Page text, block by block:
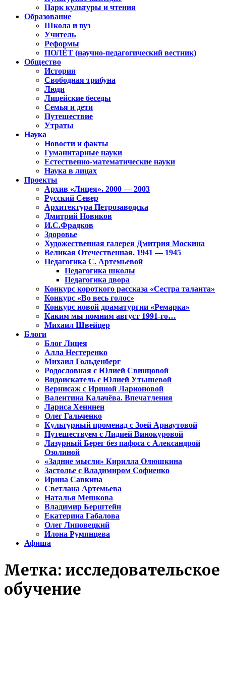
Парк культуры и чтения
Образование
Школа и вуз
Учитель
Реформы
ПОЛЁТ (научно-педагогический вестник)
Общество
История
Свободная трибуна
Люди
Лицейские беседы
Семья и дети
Путешествие
Утраты
Наука
Новости и факты
Гуманитарные науки
Естественно-математические науки
Наука в лицах
Проекты
Архив «Лицея». 2000 — 2003
Русский Север
Архитектура Петрозаводска
Дмитрий Новиков
И.С.Фрадков
Здоровье
Художественная галерея Дмитрия Москина
Великая Отечественная. 1941 — 1945
Педагогика С. Артемьевой
Педагогика школы
Педагогика двора
Конкурс короткого рассказа «Сестра таланта»
Конкурс «Во весь голос»
Конкурс новой драматургии «Ремарка»
Каким мы помним август 1991-го…
Михаил Швейцер
Блоги
Блог Лицея
Алла Нестеренко
Михаил Гольденберг
Родословная с Юлией Свинцовой
Видоискатель с Юлией Утышевой
Вернисаж с Ириной Ларионовой
Валентина Калачёва. Впечатления
Лариса Хенинен
Олег Гальченко
Культурный променад с Зоей Арнаутовой
Путешествуем с Лидией Винокуровой
Лазурный Берег без пафоса с Александрой
Озолиной
«Задние мысли» Кирилла Олюшкина
Застолье с Владимиром Софиенко
Ирина Савкина
Светлана Артемьева
Наталья Мешкова
Владимир Берштейн
Екатерина Габалова
Олег Липовецкий
Илона Румянцева
Афиша
Метка: исследовательское
обучение